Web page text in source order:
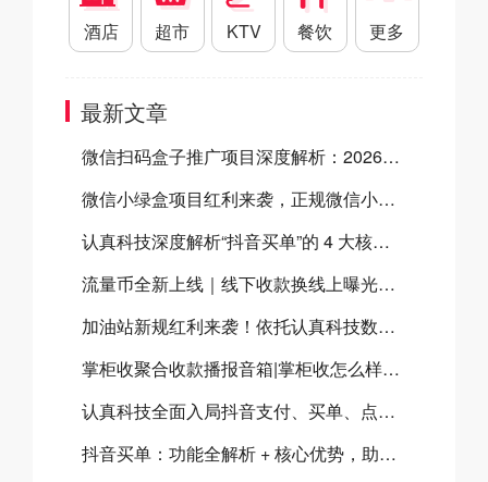
酒店 超市 KTV 餐饮 更多
最新文章
微信扫码盒子推广项目深度解析：2026官方双向补贴全揭秘及合作指南
微信小绿盒项目红利来袭，正规微信小绿盒服务商助力高效开展微信小绿盒推广
认真科技深度解析“抖音买单”的 4 大核心经营优势，商家为什么要开通抖音买单？
流量币全新上线｜线下收款换线上曝光，门店增收新方案
加油站新规红利来袭！依托​认真科技数字化SaaS系统，抢占加油站千亿市场
掌柜收聚合收款播报音箱|掌柜收怎么样？掌柜收聚合收款音箱有什么优势？
认真科技全面入局抖音支付、买单、点餐三大体系，共建本地生活数字化新生态
抖音买单：功能全解析 + 核心优势，助力本地商家流量与营收双增长